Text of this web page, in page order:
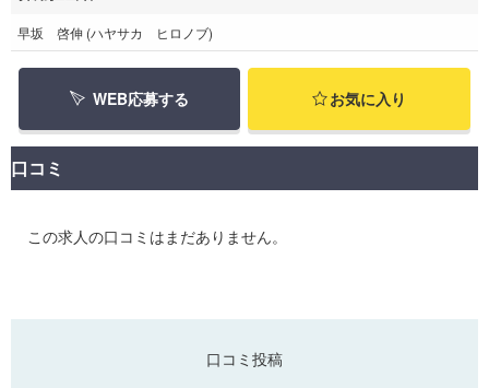
早坂 啓伸 (ハヤサカ ヒロノブ)
WEB応募する お気に入り
口コミ
この求人の口コミはまだありません。
口コミ投稿